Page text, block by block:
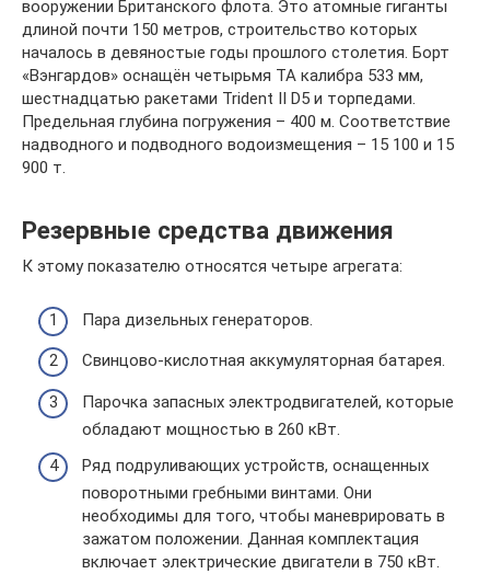
вооружении Британского флота. Это атомные гиганты
длиной почти 150 метров, строительство которых
началось в девяностые годы прошлого столетия. Борт
«Вэнгардов» оснащён четырьмя ТА калибра 533 мм,
шестнадцатью ракетами Trident II D5 и торпедами.
Предельная глубина погружения – 400 м. Соответствие
надводного и подводного водоизмещения – 15 100 и 15
900 т.
Резервные средства движения
К этому показателю относятся четыре агрегата:
Пара дизельных генераторов.
Свинцово-кислотная аккумуляторная батарея.
Парочка запасных электродвигателей, которые
обладают мощностью в 260 кВт.
Ряд подруливающих устройств, оснащенных
поворотными гребными винтами. Они
необходимы для того, чтобы маневрировать в
зажатом положении. Данная комплектация
включает электрические двигатели в 750 кВт.